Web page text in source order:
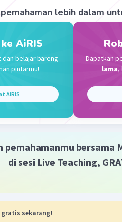
·0.0(0) Balas
11:40
a 11/12
lebih dalam
AiRIS
dan belajar bareng
pintarmu!
AiRIS
Dapatkan
lama,
pemahamanmu bersama
di sesi Live Teaching,
gratis sekarang!